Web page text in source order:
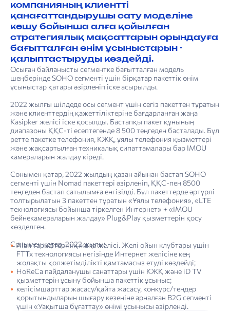
компанияның клиентті
қанағаттандырушы сату моделіне
көшу бойынша алға қойылған
стратегиялық мақсаттарын орындауға
бағытталған өнім ұсыныстарын ­
қалыптастыруды көздейді.
Осыған байланысты сегментке бағытталған модель
шеңберінде SOHO сегменті үшін бірқатар пакеттік өнім
ұсыныстар қатары әзірленіп іске асырылды.
2022 жылғы шілдеде осы сегмент үшін сегіз пакеттен тұратын
және клиенттердің қажеттіліктеріне бағдарланған жаңа
Kasipker желісі іске қосылды. Бастапқы пакет құнының
диапазоны ҚҚС-ті есептегенде 8 500 теңгеден басталады. Бұл
ретте пакетке телефония, КЖҚ, ұялы телефония қызметтері
және жақсартылған техникалық сипаттамалары бар IMOU
камераларын жалдау кіреді.
Сонымен қатар, 2022 жылдың қазан айынан бастап SOHO
сегменті үшін Nomad пакеттері әзірленіп, ҚҚС-пен 8500
теңгеден бастап сатылымға енгізілді. Бұл пакеттерде әртүрлі
толтырылатын 3 пакеттен тұратын «Ұялы телефония», «LTE
технологиясы бойын­ша тіркелген Интернет» + «IMOU
бейнекамераларын жалдау» Plug&Play қызметтерін қосу
көзделген.
Сонымен қатар, 2022 жылы:
Alan тарифтерінің жаңа желісі. Желі ойын клубтары үшін
FTTx технологиясы негізінде Интернет желісіне кең
жолақты қолжетімділікті қамтамасыз етуді көздейді;
HoReCa пайдаланушы санаттары үшін КЖҚ және iD TV
қызметтерін ұсыну бойынша пакеттік ұсыныс;
келісімшарттар жасасу/қайта жасасу, конкурс/тендер
қорытындыларын шығару кезеңіне арналған B2G сегменті
үшін «Уақытша бұғаттау» өнімі ұсынысы әзірленді.